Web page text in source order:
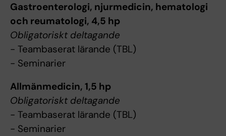
Gastroenterologi, njurmedicin, hematologi
och reumatologi, 4,5 hp
Obligatoriskt deltagande
- Teambaserat lärande (TBL)
- Seminarier
Allmänmedicin, 1,5 hp
Obligatoriskt deltagande
- Teambaserat lärande (TBL)
- Seminarier